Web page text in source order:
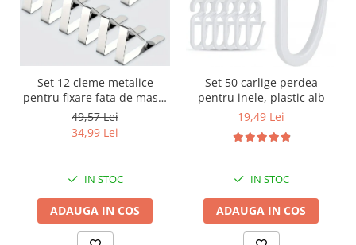
Set 12 cleme metalice
pentru fixare fata de masa,
7.2x4.6x1.2 cm, accesoriu
Horeca, pentru restaurante,
cafenele, terase, hoteluri
49,57 Lei
34,99 Lei
IN STOC
ADAUGA IN COS
Set 50 carlige perdea
pentru inele, plastic alb
19,49 Lei
IN STOC
ADAUGA IN COS